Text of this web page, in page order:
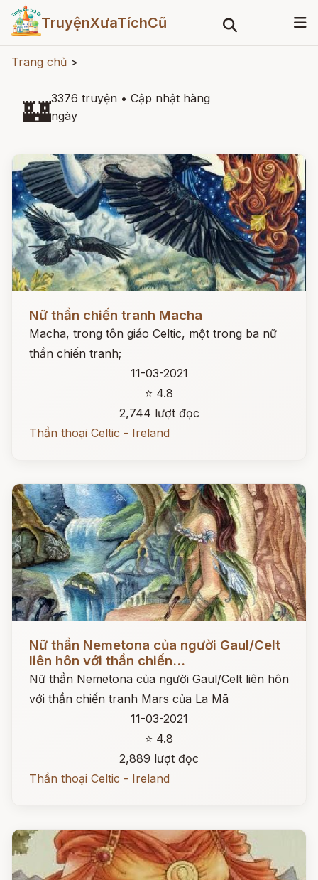
TruyệnXưaTíchCũ
Trang chủ >
🏰3376 truyện • Cập nhật hàng
ngày
Nữ thần chiến tranh Macha
Macha, trong tôn giáo Celtic, một trong ba nữ
thần chiến tranh;
11-03-2021
⭐ 4.8
2,744 lượt đọc
Thần thoại Celtic - Ireland
Nữ thần Nemetona của người Gaul/Celt
liên hôn với thần chiến...
Nữ thần Nemetona của người Gaul/Celt liên hôn
với thần chiến tranh Mars của La Mã
11-03-2021
⭐ 4.8
2,889 lượt đọc
Thần thoại Celtic - Ireland